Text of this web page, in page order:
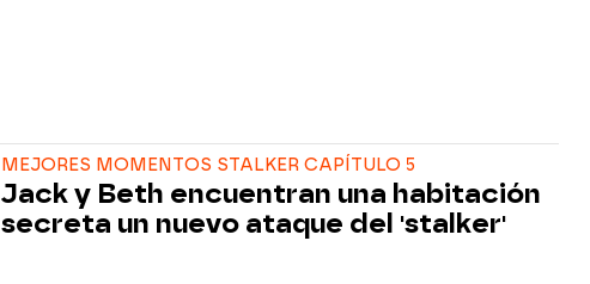
MEJORES MOMENTOS STALKER CAPÍTULO 5
Jack y Beth encuentran una habitación
secreta un nuevo ataque del 'stalker'